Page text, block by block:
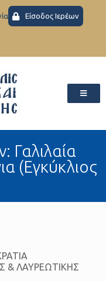
Είσοδος Ιερέων
Γαλιλαία
(Εγκύκλιος
& ΛΑΥΡΕΩΤΙΚΗΣ